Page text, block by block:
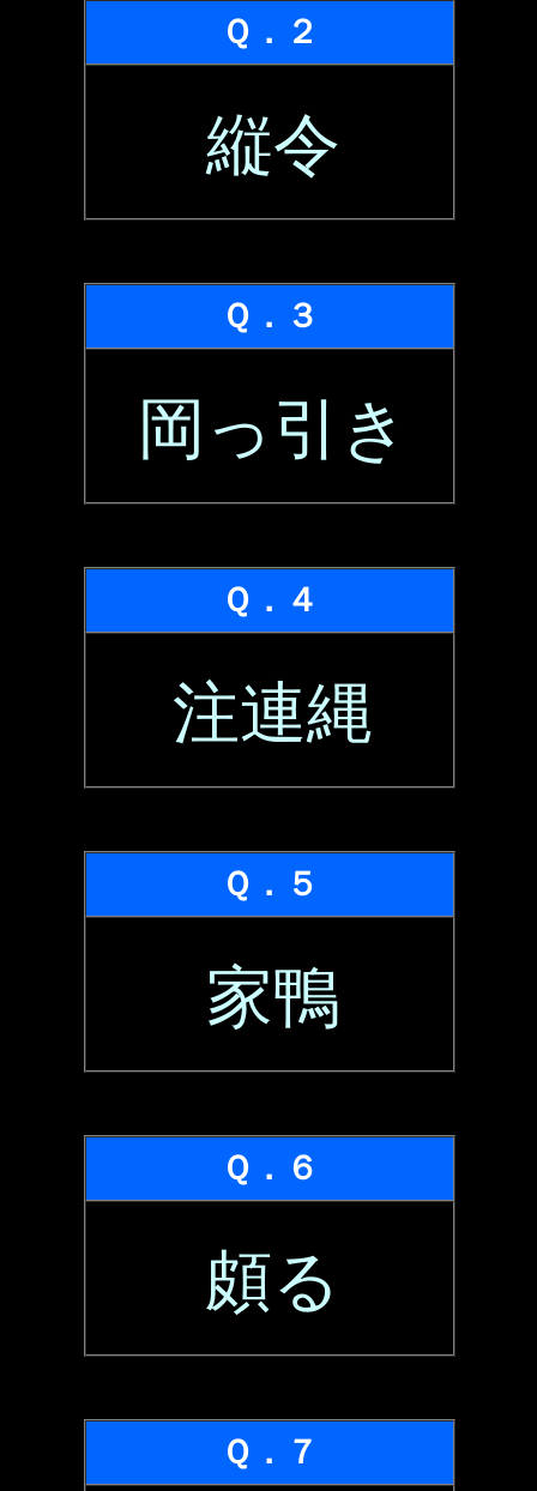
Ｑ．２
縦令
Ｑ．３
岡っ引き
Ｑ．４
注連縄
Ｑ．５
家鴨
Ｑ．６
頗る
Ｑ．７